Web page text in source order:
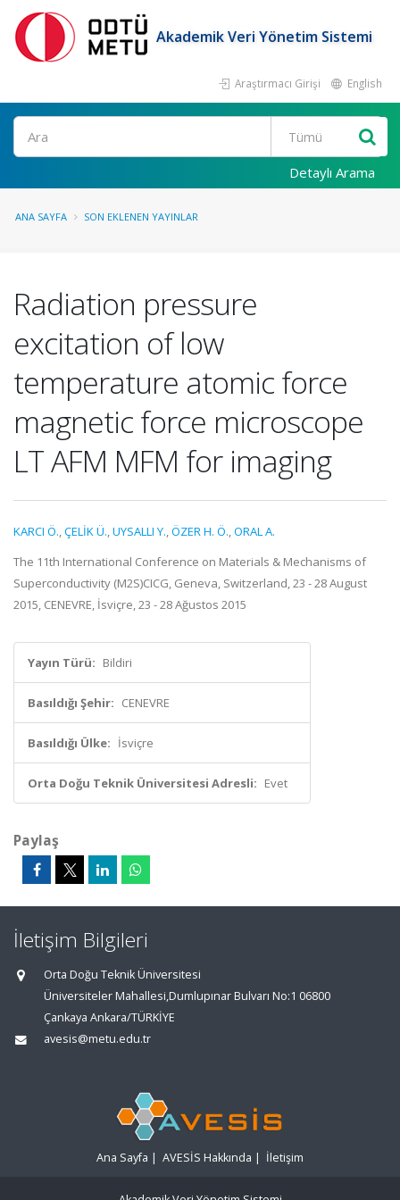
Akademik Veri Yönetim Sistemi
Araştırmacı Girişi English
Ara
Detaylı Arama
ANA SAYFA SON EKLENEN YAYINLAR
Radiation pressure
excitation of low
temperature atomic force
magnetic force microscope
LT AFM MFM for imaging
KARCI Ö.,ÇELİK Ü.,UYSALLI Y.,ÖZER H. Ö.,ORAL A.
The 11th International Conference on Materials & Mechanisms of
Superconductivity (M2S)CICG, Geneva, Switzerland, 23 - 28 August
2015, CENEVRE, İsviçre, 23 - 28 Ağustos 2015
Yayın Türü: Bildiri
Basıldığı Şehir: CENEVRE
Basıldığı Ülke: İsviçre
Orta Doğu Teknik Üniversitesi Adresli: Evet
Paylaş
İletişim Bilgileri
Orta Doğu Teknik Üniversitesi
Üniversiteler Mahallesi,Dumlupınar Bulvarı No:1 06800
Çankaya Ankara/TÜRKİYE
avesis@metu.edu.tr
Ana Sayfa | AVESİS Hakkında | İletişim